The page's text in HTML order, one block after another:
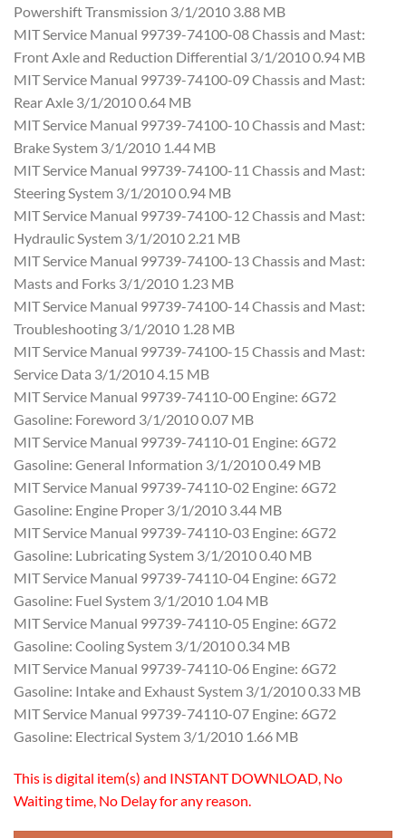
Powershift Transmission 3/1/2010 3.88 MB
MIT Service Manual 99739-74100-08 Chassis and Mast:
Front Axle and Reduction Differential 3/1/2010 0.94 MB
MIT Service Manual 99739-74100-09 Chassis and Mast:
Rear Axle 3/1/2010 0.64 MB
MIT Service Manual 99739-74100-10 Chassis and Mast:
Brake System 3/1/2010 1.44 MB
MIT Service Manual 99739-74100-11 Chassis and Mast:
Steering System 3/1/2010 0.94 MB
MIT Service Manual 99739-74100-12 Chassis and Mast:
Hydraulic System 3/1/2010 2.21 MB
MIT Service Manual 99739-74100-13 Chassis and Mast:
Masts and Forks 3/1/2010 1.23 MB
MIT Service Manual 99739-74100-14 Chassis and Mast:
Troubleshooting 3/1/2010 1.28 MB
MIT Service Manual 99739-74100-15 Chassis and Mast:
Service Data 3/1/2010 4.15 MB
MIT Service Manual 99739-74110-00 Engine: 6G72
Gasoline: Foreword 3/1/2010 0.07 MB
MIT Service Manual 99739-74110-01 Engine: 6G72
Gasoline: General Information 3/1/2010 0.49 MB
MIT Service Manual 99739-74110-02 Engine: 6G72
Gasoline: Engine Proper 3/1/2010 3.44 MB
MIT Service Manual 99739-74110-03 Engine: 6G72
Gasoline: Lubricating System 3/1/2010 0.40 MB
MIT Service Manual 99739-74110-04 Engine: 6G72
Gasoline: Fuel System 3/1/2010 1.04 MB
MIT Service Manual 99739-74110-05 Engine: 6G72
Gasoline: Cooling System 3/1/2010 0.34 MB
MIT Service Manual 99739-74110-06 Engine: 6G72
Gasoline: Intake and Exhaust System 3/1/2010 0.33 MB
MIT Service Manual 99739-74110-07 Engine: 6G72
Gasoline: Electrical System 3/1/2010 1.66 MB
This is digital item(s) and INSTANT DOWNLOAD, No
Waiting time, No Delay for any reason.